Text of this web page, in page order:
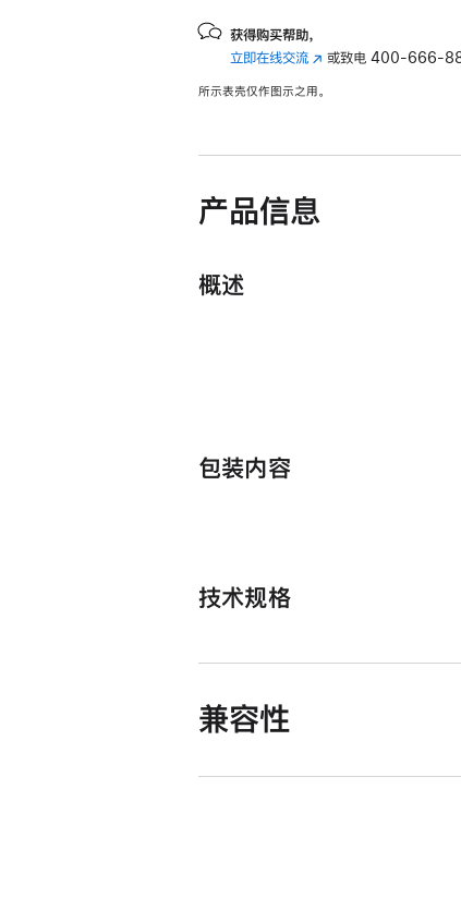
获得购买帮助，
立即在线交流 (在 或致电400-666-
所示表壳仅作图示之用。
产品信息
概述
包装内容
技术规格
兼容性